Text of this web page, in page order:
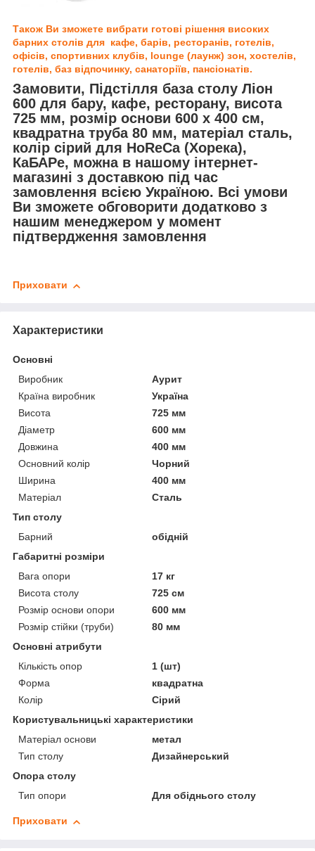
Також Ви зможете вибрати готові рішення високих
барних столів для кафе, барів, ресторанів, готелів,
офісів, спортивних клубів, lounge (лаунж) зон, хостелів,
готелів, баз відпочинку, санаторіїв, пансіонатів.
Замовити, Підстілля база столу Ліон
600 для бару, кафе, ресторану, висота
725 мм, розмір основи 600 х 400 см,
квадратна труба 80 мм, матеріал сталь,
колір сірий для HoReCa (Хорека),
КаБАРе, можна в нашому інтернет-
магазині з доставкою під час
замовлення всією Україною. Всі умови
Ви зможете обговорити додатково з
нашим менеджером у момент
підтвердження замовлення
Приховати
Характеристики
Основні
Виробник
Аурит
Країна виробник
Україна
Висота
725 мм
Діаметр
600 мм
Довжина
400 мм
Основний колір
Чорний
Ширина
400 мм
Матеріал
Сталь
Тип столу
Барний
обідній
Габаритні розміри
Вага опори
17 кг
Висота столу
725 см
Розмір основи опори
600 мм
Розмір стійки (труби)
80 мм
Основні атрибути
Кількість опор
1 (шт)
Форма
квадратна
Колір
Сірий
Користувальницькі характеристики
Матеріал основи
метал
Тип столу
Дизайнерський
Опора столу
Тип опори
Для обіднього столу
Приховати